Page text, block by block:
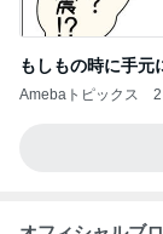
もしもの時に手元
Amebaトピックス
オフィシャルブ